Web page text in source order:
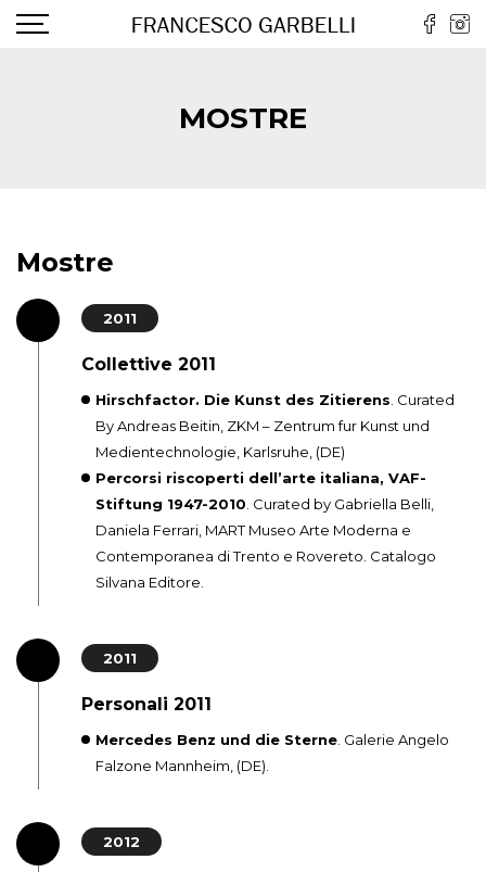
MOSTRE
Mostre
2011
Collettive 2011
Hirschfactor. Die Kunst des Zitierens . Curated
By Andreas Beitin, ZKM – Zentrum fur Kunst und
Medientechnologie, Karlsruhe, (DE)
Percorsi riscoperti dell’arte italiana, VAF-
Stiftung 1947-2010 . Curated by Gabriella Belli,
Daniela Ferrari, MART Museo Arte Moderna e
Contemporanea di Trento e Rovereto. Catalogo
Silvana Editore.
2011
Personali 2011
Mercedes Benz und die Sterne . Galerie Angelo
Falzone Mannheim, (DE).
2012